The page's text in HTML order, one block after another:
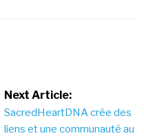
Next Article:
SacredHeartDNA crée des
liens et une communauté au